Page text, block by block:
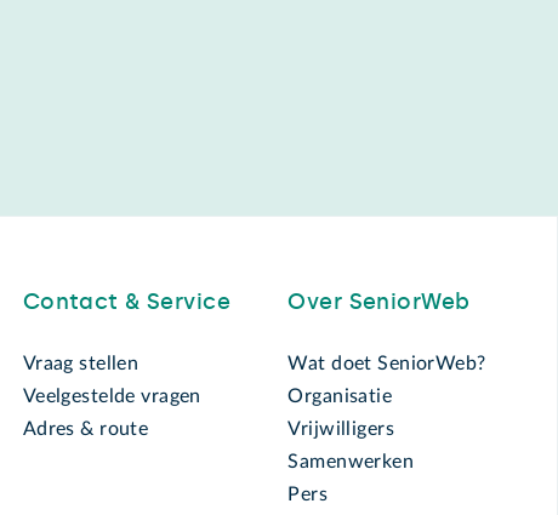
Contact & Service
Vraag stellen
Veelgestelde vragen
Adres & route
Over SeniorWeb
Wat doet SeniorWeb?
Organisatie
Vrijwilligers
Samenwerken
Pers